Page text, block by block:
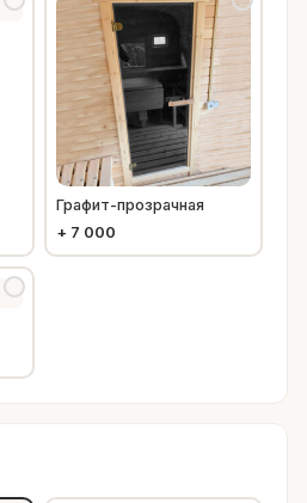
Графит-прозрачная
+ 7 000